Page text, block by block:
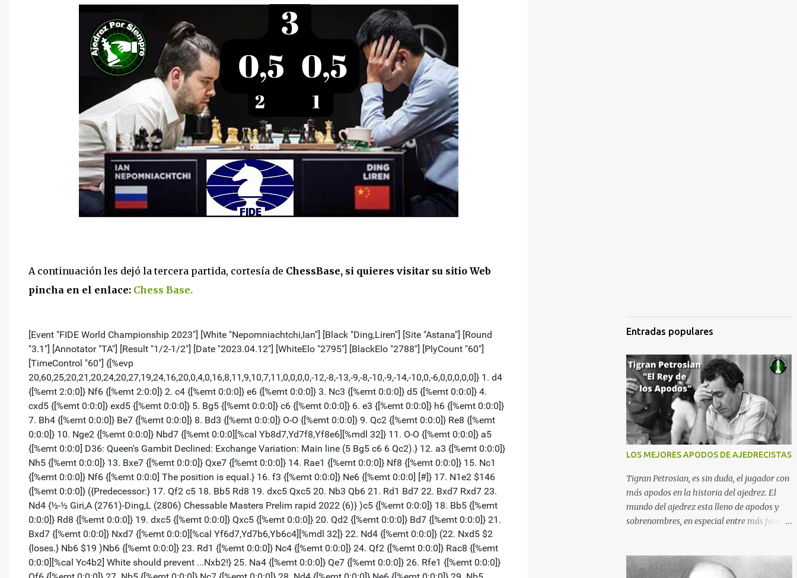
A continuación les dejó la tercera partida, cortesía de ChessBase, si quieres visitar su sitio Web
pincha en el enlace: Chess Base.
Entradas populares
LOS MEJORES APODOS DE AJEDRECISTAS
Tigran Petrosian, es sin duda, el jugador con
más apodos en la historia del ajedrez. El
mundo del ajedrez esta lleno de apodos y
sobrenombres, en especial entre más fama
tomada de mi blog El Velero De Papel,